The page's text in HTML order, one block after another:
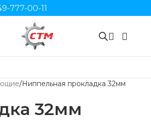
777-00-11
Ниппельная прокладка 32мм
32мм